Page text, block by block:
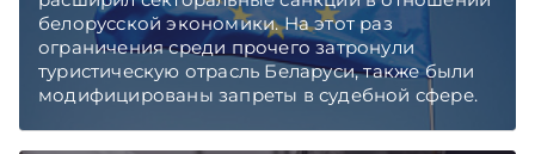
белорусской экономики. На этот раз
ограничения среди прочего затронули
туристическую отрасль Беларуси, также были
модифицированы запреты в судебной сфере.
Правовой контекст и последствия введения